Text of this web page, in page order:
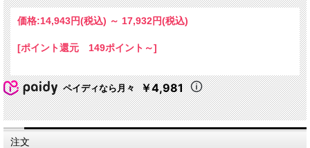
価格:14,943円(税込) ～ 17,932円(税込)
[ポイント還元 149ポイント～]
ペイディなら月々 ￥4,981
注文